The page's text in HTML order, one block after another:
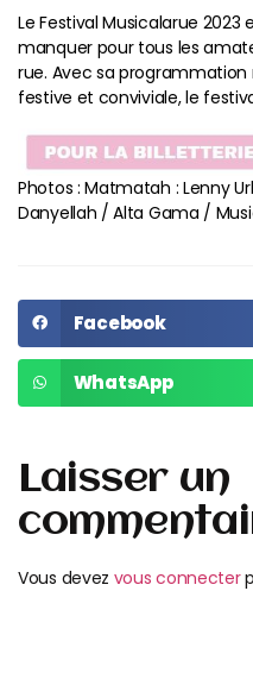
Le Festival Musicalarue
manquer pour tous les
rue. Avec sa
festive et conviviale, le
Photos : Matmatah : Lenny
Danyellah / Alta Gama /
Facebook
WhatsApp
Laisser un
Vous devez vous connecter